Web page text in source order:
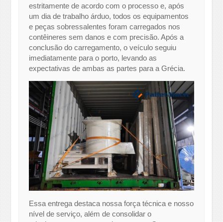
estritamente de acordo com o processo e, após
um dia de trabalho árduo, todos os equipamentos
e peças sobressalentes foram carregados nos
contêineres sem danos e com precisão. Após a
conclusão do carregamento, o veículo seguiu
imediatamente para o porto, levando as
expectativas de ambas as partes para a Grécia.
Essa entrega destaca nossa força técnica e nosso
nível de serviço, além de consolidar o